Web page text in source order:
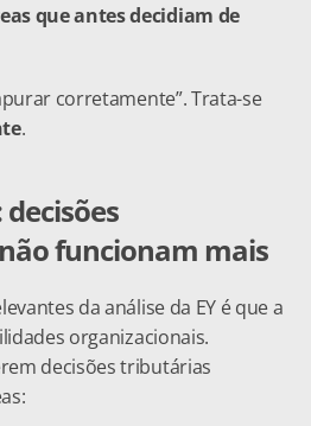
que antes decidiam de
corretamente”. Trata-se
.
funcionam mais
da análise da EY é que a
organizacionais.
decisões tributárias